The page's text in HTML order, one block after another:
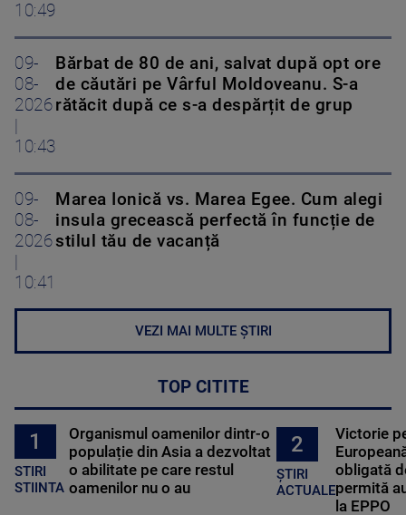
10:49
09-
08-
2026
10:43
Bărbat de 80 de ani, salvat după opt ore
de căutări pe Vârful Moldoveanu. S-a
rătăcit după ce s-a despărțit de grup
09-
08-
2026
10:41
Marea Ionică vs. Marea Egee. Cum alegi
insula grecească perfectă în funcție de
stilul tău de vacanță
VEZI MAI MULTE ȘTIRI
TOP CITITE
1
STIRI
STIINTA
Organismul oamenilor dintr-o
populație din Asia a dezvoltat
o abilitate pe care restul
oamenilor nu o au
2
ȘTIRI
ACTUALE
Victorie
obligată
permită
la EPPO